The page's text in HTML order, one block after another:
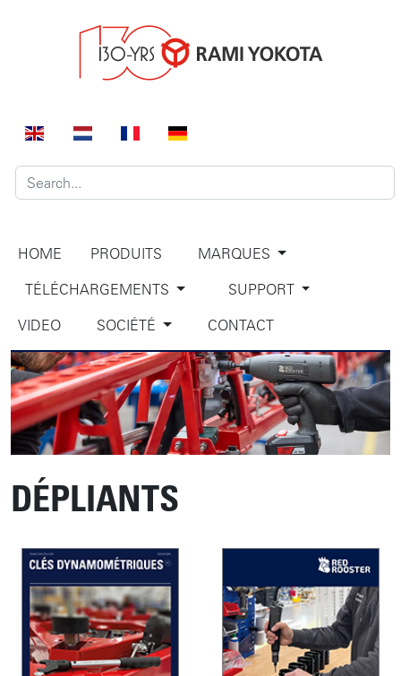
HOME PRODUITS
MARQUES
TÉLÉCHARGEMENTS
SUPPORT
VIDEO
SOCIÉTÉ CONTACT
DÉPLIANTS